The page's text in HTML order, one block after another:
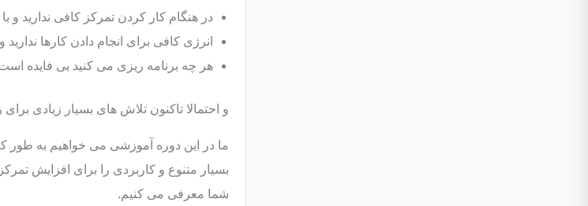
در هنگام کار کردن تمرکز کافی ندارید
انرژی کافی برای انجام دادن کارها
هر چه برنامه ریزی می کنید بی فایده
و احتمالا تاکنون تلاش های بسیار زیادی
ما در این دوره آموزشی می خواهیم به طور
بسیار متنوع و کاربردی را برای افزایش
شما معرفی می کنیم.